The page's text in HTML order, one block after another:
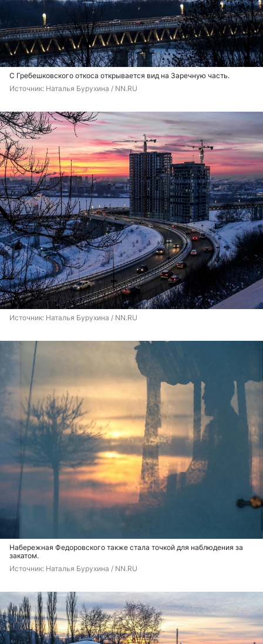
С Гребешковского откоса открывается вид на Заречную часть.
Источник: Наталья Бурухина / NN.RU
Источник: Наталья Бурухина / NN.RU
Набережная Федоровского также стала точкой для наблюдения за
закатом.
Источник: Наталья Бурухина / NN.RU